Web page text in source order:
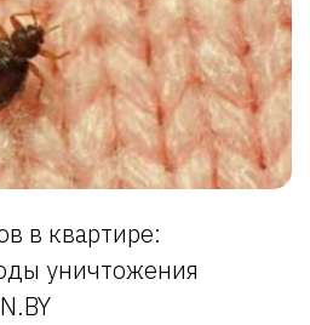
в квартире:
уничтожения